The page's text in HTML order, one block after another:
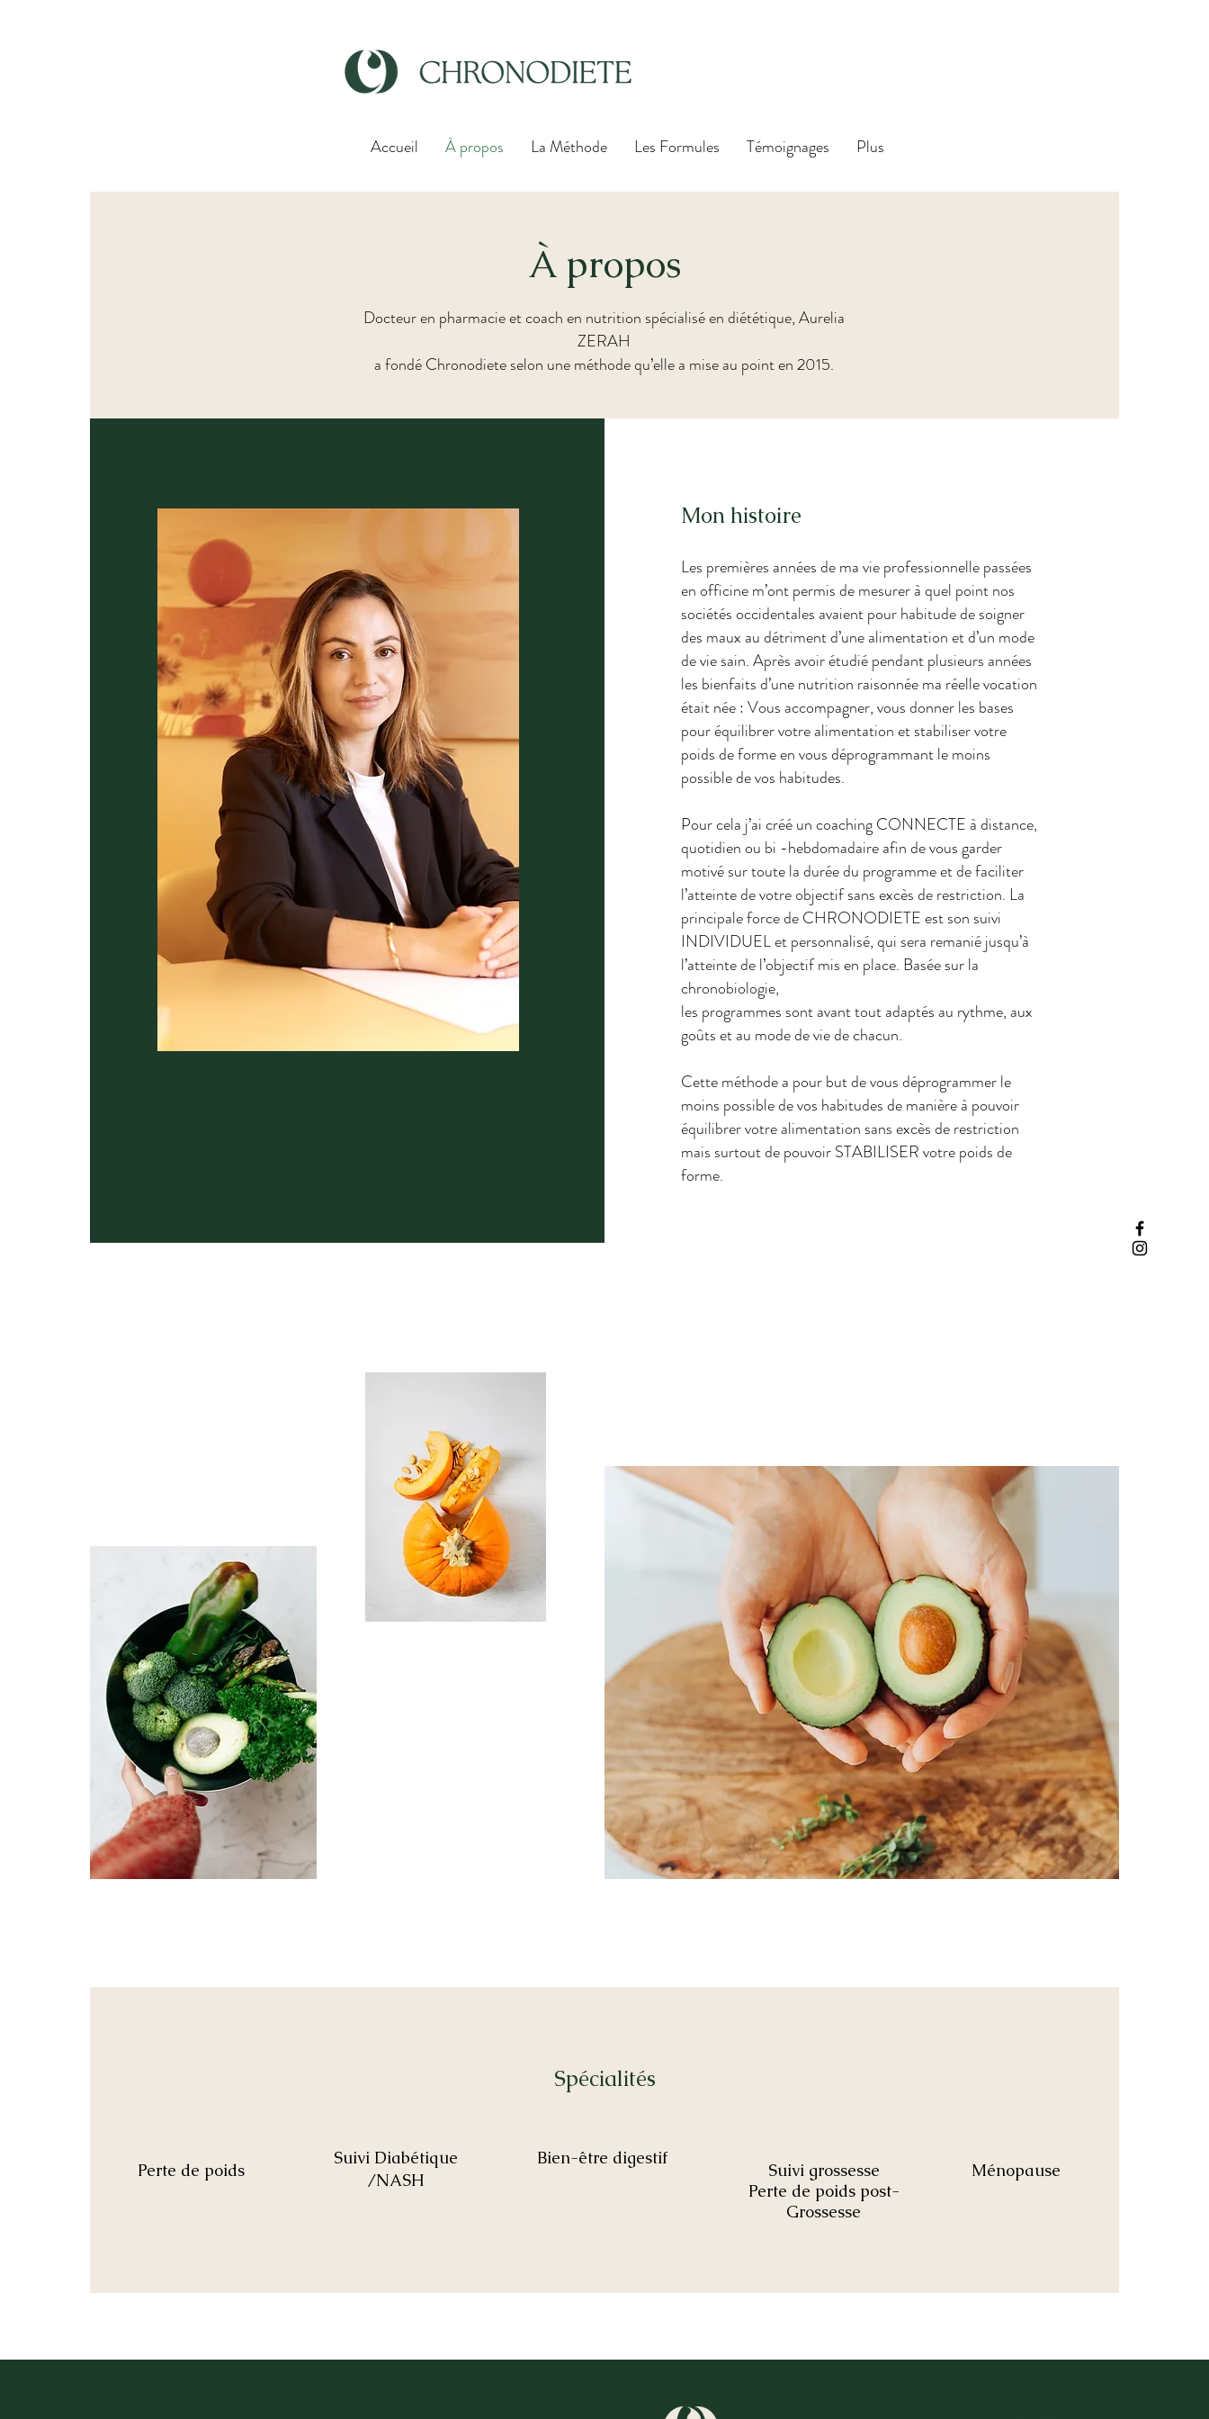
Accueil À propos La Méthode Les Formules Témoignages Plus
À propos
Docteur en pharmacie et coach en nutrition spécialisé en diététique, Aurelia
ZERAH
a fondé Chronodiete selon une méthode qu’elle a mise au point en 2015.
Mon histoire
Les premières années de ma vie professionnelle passées
en officine m’ont permis de mesurer à quel point nos
sociétés occidentales avaient pour habitude de soigner
des maux au détriment d’une alimentation et d’un mode
de vie sain. Après avoir étudié pendant plusieurs années
les bienfaits d’une nutrition raisonnée ma réelle vocation
était née : Vous accompagner, vous donner les bases
pour équilibrer votre alimentation et stabiliser votre
poids de forme en vous déprogrammant le moins
possible de vos habitudes.
Pour cela j’ai créé un coaching CONNECTE à distance,
quotidien ou bi -hebdomadaire afin de vous garder
motivé sur toute la durée du programme et de faciliter
l’atteinte de votre objectif sans excès de restriction. La
principale force de CHRONODIETE est son suivi
INDIVIDUEL et personnalisé, qui sera remanié jusqu’à
l’atteinte de l’objectif mis en place. Basée sur la
chronobiologie,
les programmes sont avant tout adaptés au rythme, aux
goûts et au mode de vie de chacun.
Cette méthode a pour but de vous déprogrammer le
moins possible de vos habitudes de manière à pouvoir
équilibrer votre alimentation sans excès de restriction
mais surtout de pouvoir STABILISER votre poids de
forme.
Spécialités
Perte de poids
Suivi Diabétique
/NASH
Bien-être digestif
Suivi grossesse
Perte de poids post-
Grossesse
Ménopause